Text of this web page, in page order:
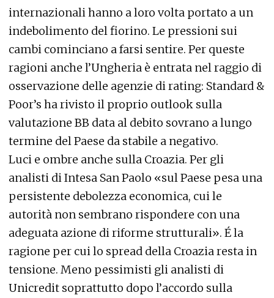
internazionali hanno a loro volta portato a un
indebolimento del fiorino. Le pressioni sui
cambi cominciano a farsi sentire. Per queste
ragioni anche l’Ungheria è entrata nel raggio di
osservazione delle agenzie di rating: Standard &
Poor’s ha rivisto il proprio outlook sulla
valutazione BB data al debito sovrano a lungo
termine del Paese da stabile a negativo.
Luci e ombre anche sulla Croazia. Per gli
analisti di Intesa San Paolo «sul Paese pesa una
persistente debolezza economica, cui le
autorità non sembrano rispondere con una
adeguata azione di riforme strutturali». É la
ragione per cui lo spread della Croazia resta in
tensione. Meno pessimisti gli analisti di
Unicredit soprattutto dopo l’accordo sulla